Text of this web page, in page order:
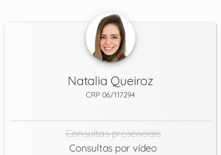
Natalia Queiroz
CRP 06/117294
Consultas presenciais
Consultas por vídeo